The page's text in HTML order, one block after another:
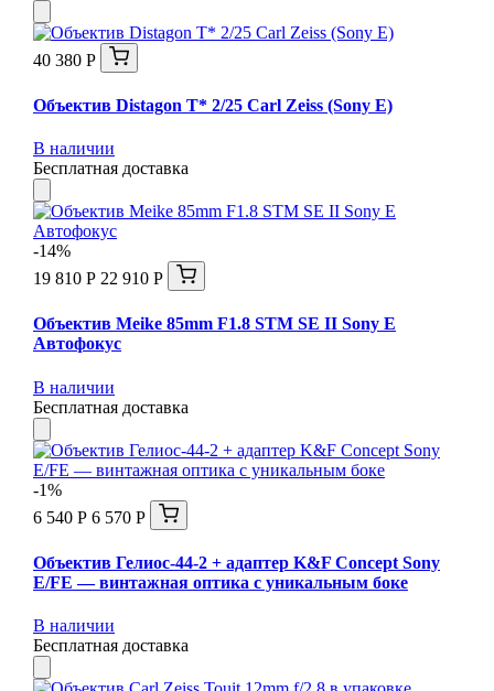
40 380 Р
Объектив Distagon T* 2/25 Carl Zeiss (Sony E)
В наличии
Бесплатная доставка
-14%
19 810 Р 22 910 Р
Объектив Meike 85mm F1.8 STM SE II Sony E
Автофокус
В наличии
Бесплатная доставка
-1%
6 540 Р 6 570 Р
Объектив Гелиос-44-2 + адаптер K&F Concept Sony
E/FE — винтажная оптика с уникальным боке
В наличии
Бесплатная доставка